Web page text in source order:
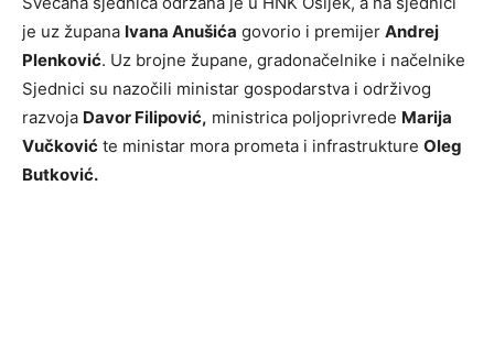
je uz župana Ivana Anušića govorio i premijer Andrej
Plenković. Uz brojne župane, gradonačelnike i načelnike
Sjednici su nazočili ministar gospodarstva i održivog
razvoja Davor Filipović, ministrica poljoprivrede Marija
Vučković te ministar mora prometa i infrastrukture Oleg
Butković.